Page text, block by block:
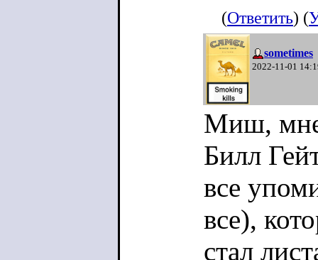
(Ответить) (
sometimes
2022-11-01
Миш, мне
Билл
все
все),
стал